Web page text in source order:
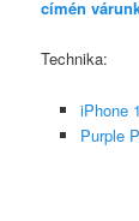
címén
Technika:
iPhone
Purple